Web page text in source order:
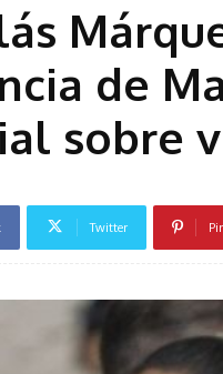
de
sobre
Twitter